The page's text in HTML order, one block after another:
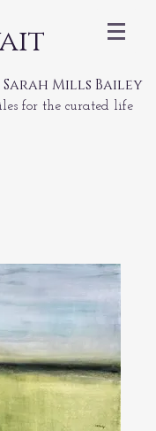
Mills Bailey
for the curated life